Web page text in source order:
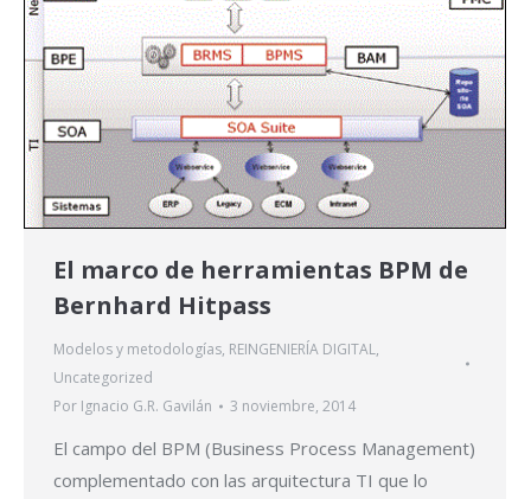
El marco de herramientas BPM de
Bernhard Hitpass
Modelos y metodologías, REINGENIERÍA DIGITAL,
Uncategorized
Por Ignacio G.R. Gavilán 3 noviembre, 2014
El campo del BPM (Business Process Management)
complementado con las arquitectura TI que lo